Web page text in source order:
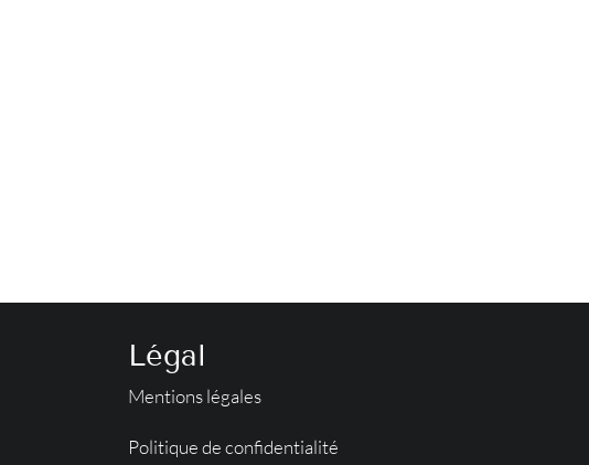
Légal
Mentions légales
Politique de confidentialité